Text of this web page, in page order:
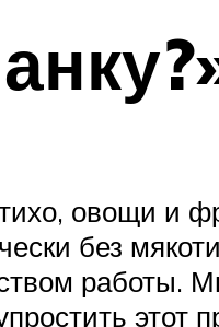
овощи и
без
работы.
этот